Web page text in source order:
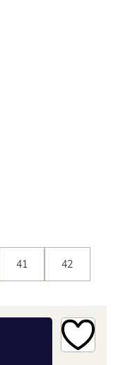
41 42